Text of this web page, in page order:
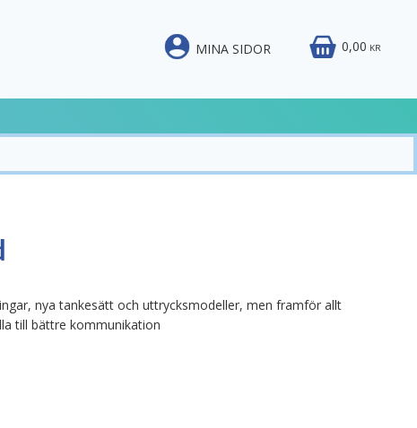
MINA SIDOR 0,00 KR
nya tankesätt och uttrycksmodeller, men framför allt
till bättre kommunikation